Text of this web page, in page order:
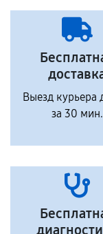
Выезд курьера
за 30 мин.